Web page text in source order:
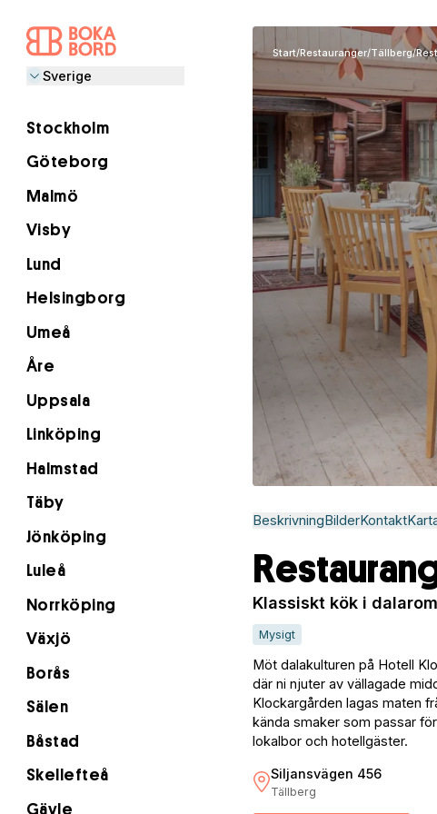
Sverige
Stockholm
Göteborg
Malmö
Visby
Lund
Helsingborg
Umeå
Åre
Uppsala
Linköping
Halmstad
Täby
Jönköping
Luleå
Norrköping
Växjö
Borås
Sälen
Båstad
Skellefteå
Gävle
Start/Restauranger/Tällberg/
BeskrivningBilderKontakt
Klassiskt kök i
Mysigt
Möt dalakulturen på Hotell
där ni njuter av vällagade
Klockargården lagas maten
kända smaker som passar
lokalbor och hotellgäster.
Siljansvägen 456
Tällberg